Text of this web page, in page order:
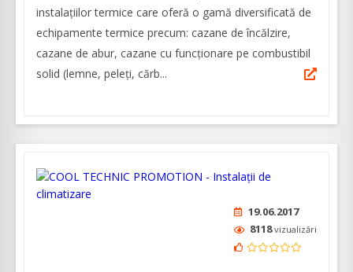
instalațiilor termice care oferă o gamă diversificată de
echipamente termice precum: cazane de încălzire,
cazane de abur, cazane cu funcționare pe combustibil
solid (lemne, peleți, cărb...
19.06.2017
8118vizualizări